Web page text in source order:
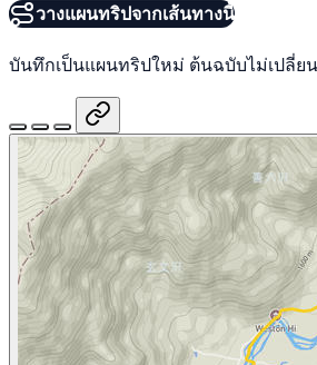
วางแผนทริปจากเส้นทางนี้
บันทึกเป็นแผนทริปใหม่ ต้นฉบับไม่เปลี่ย